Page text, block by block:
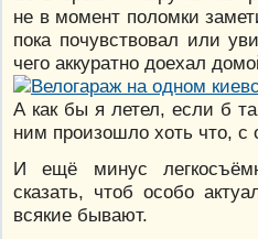
не в момент поломки
пока почувствовал или
чего аккуратно доехал
А как бы я летел, если б
ним произошло хоть что,
И ещё минус
сказать, чтоб особо
всякие бывают.